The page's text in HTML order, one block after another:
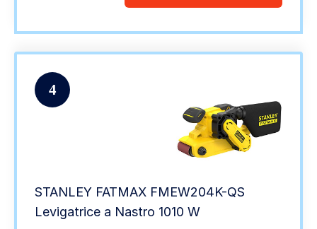
4
STANLEY FATMAX FMEW204K-QS
Levigatrice a Nastro 1010 W